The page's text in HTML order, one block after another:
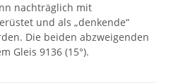
nachträglich mit
und als „denkende“
Die beiden abzweigenden
Gleis 9136 (15°).